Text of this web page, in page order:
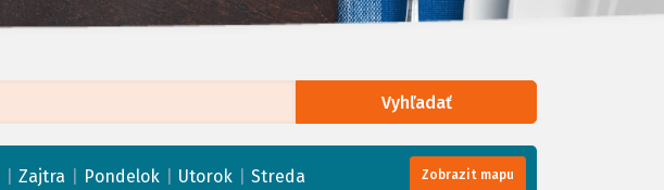
Vyhľadať
Zajtra Pondelok Utorok Streda Zobrazit mapu